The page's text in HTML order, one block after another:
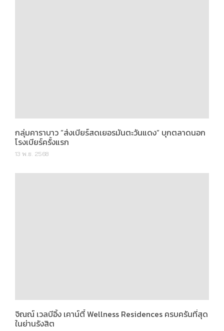
กลุ่มคาราบาว “ส่งเบียร์สดเยอรมันตะวันแดง” บุกตลาดนอก
โรงเบียร์ครั้งแรก
13 พ.ย. 2568
ในย่านรังสิต
30 ก.ย. 2568